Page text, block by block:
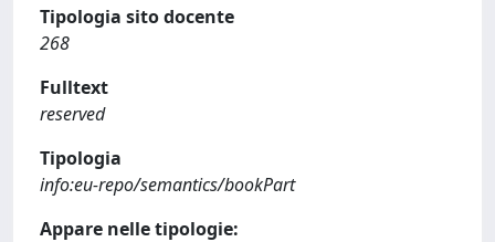
Tipologia sito docente
268
Fulltext
reserved
Tipologia
info:eu-repo/semantics/bookPart
Appare nelle tipologie: